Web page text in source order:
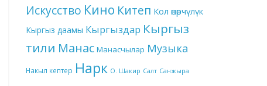
Искусство Кино Китеп Кол өнөрчүлүк
Кыргыз даамы Кыргыздар Кыргыз
тили Манас Манасчылар Музыка
Накыл кептер Нарк О. Шакир Салт Санжыра